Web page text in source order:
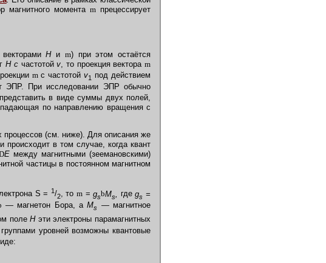
магнитного моментаm прецессирует
Н и m) при этом остаётся
Н счастотойv , то проекция вектораm
mс частотойv1
под действием
ЭПР. При исследовании ЭПР обычно
в виде суммы двух полей,
по направлению вращения с
процессов (см. ниже). Для описания же
происходит в том случае, когда квант
E между магнитными (зеемановскими)
частицы в постоянном магнитном
S = 1 /2, тоm =gsbMs гдеgs =
— магнетон Бора, aMs —магнитное
полеНэти электроны парамагнитных
уровней возможны квантовые